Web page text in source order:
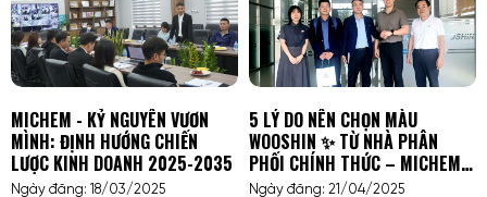
MICHEM - KỶ NGUYÊN VƯƠN
MÌNH: ĐỊNH HƯỚNG CHIẾN
LƯỢC KINH DOANH 2025-2035
Ngày đăng: 18/03/2025
5 LÝ DO NÊN CHỌN MÀU
WOOSHIN ✨ TỪ NHÀ PHÂN
PHỐI CHÍNH THỨC – MICHEM
VIỆT NAM
Ngày đăng: 21/04/2025